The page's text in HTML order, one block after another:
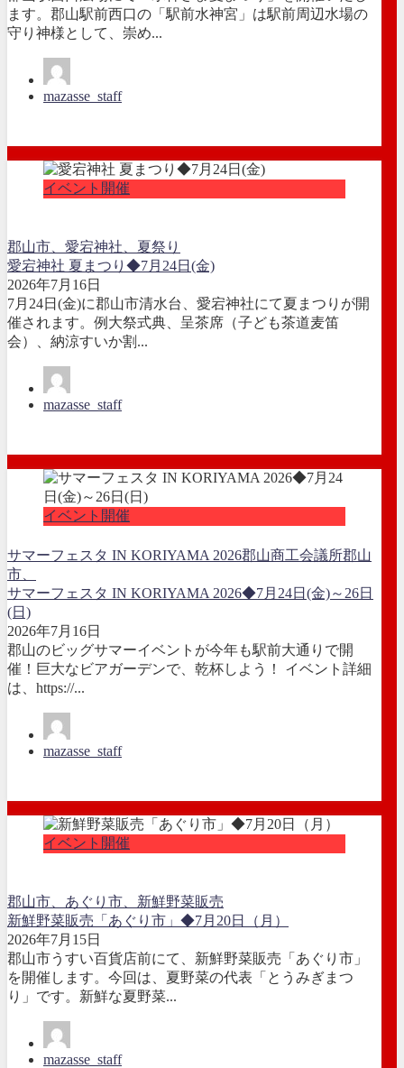
ます。郡山駅前西口の「駅前水神宮」は駅前周辺水場の
守り神様として、崇め...
mazasse_staff
イベント開催
郡山市、愛宕神社、夏祭り
愛宕神社 夏まつり◆7月24日(金)
2026年7月16日
7月24日(金)に郡山市清水台、愛宕神社にて夏まつりが開
催されます。例大祭式典、呈茶席（子ども茶道麦笛
会）、納涼すいか割...
mazasse_staff
イベント開催
サマーフェスタ IN KORIYAMA 2026郡山商工会議所郡山
市、
サマーフェスタ IN KORIYAMA 2026◆7月24日(金)～26日
(日)
2026年7月16日
郡山のビッグサマーイベントが今年も駅前大通りで開
催！巨大なビアガーデンで、乾杯しよう！ イベント詳細
は、https://...
mazasse_staff
イベント開催
郡山市、あぐり市、新鮮野菜販売
新鮮野菜販売「あぐり市」◆7月20日（月）
2026年7月15日
郡山市うすい百貨店前にて、新鮮野菜販売「あぐり市」
を開催します。今回は、夏野菜の代表「とうみぎまつ
り」です。新鮮な夏野菜...
mazasse_staff